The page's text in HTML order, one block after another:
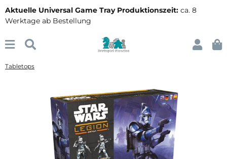
Aktuelle Universal Game Tray Produktionszeit: ca. 8
Werktage ab Bestellung
Tabletops